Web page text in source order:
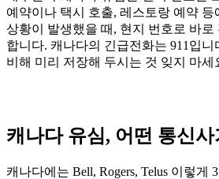
예약이나 택시 호출, 레스토랑 예약
상황이 발생했을 때, 현지 번호로 바로
합니다. 캐나다의 긴급전화는 911입니
비해 미리 저장해 두시는 것 잊지 마세
캐나다 유심, 어떤 통신
캐나다에는 Bell, Rogers, Telus 이렇게